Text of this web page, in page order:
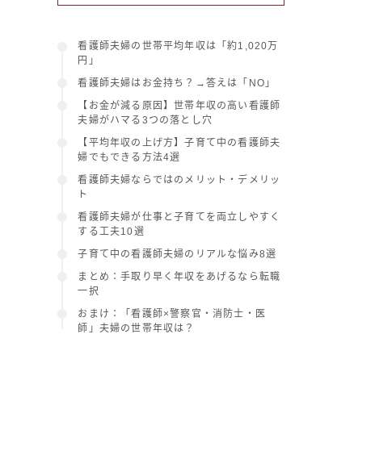
看護師夫婦の世帯平均年収は「約1,020万
円」
看護師夫婦はお金持ち？→答えは「NO」
【お金が減る原因】世帯年収の高い看護師
夫婦がハマる3つの落とし穴
【平均年収の上げ方】子育て中の看護師夫
婦でもできる方法4選
看護師夫婦ならではのメリット・デメリッ
ト
看護師夫婦が仕事と子育てを両立しやすく
する工夫10選
子育て中の看護師夫婦のリアルな悩み8選
まとめ：手取り早く年収をあげるなら転職
一択
おまけ：「看護師×警察官・消防士・医
師」夫婦の世帯年収は？